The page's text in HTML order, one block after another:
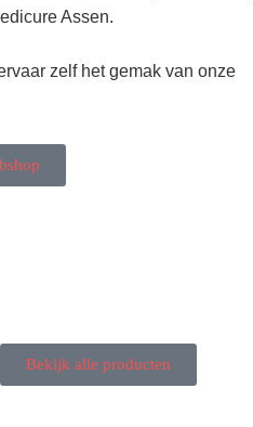
Assen.
zelf het gemak van onze
Bekijk alle producten